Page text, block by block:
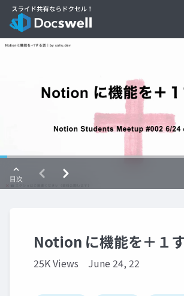
Notion に機能を＋１
25K Views June 24, 22